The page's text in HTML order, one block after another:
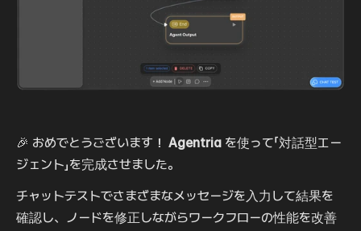
🎉 おめでとうございます！ Agentria を使って「対話型エー
ジェント」を完成させました。
チャットテストでさまざまなメッセージを入力して結果を
確認し、ノードを修正しながらワークフローの性能を改善